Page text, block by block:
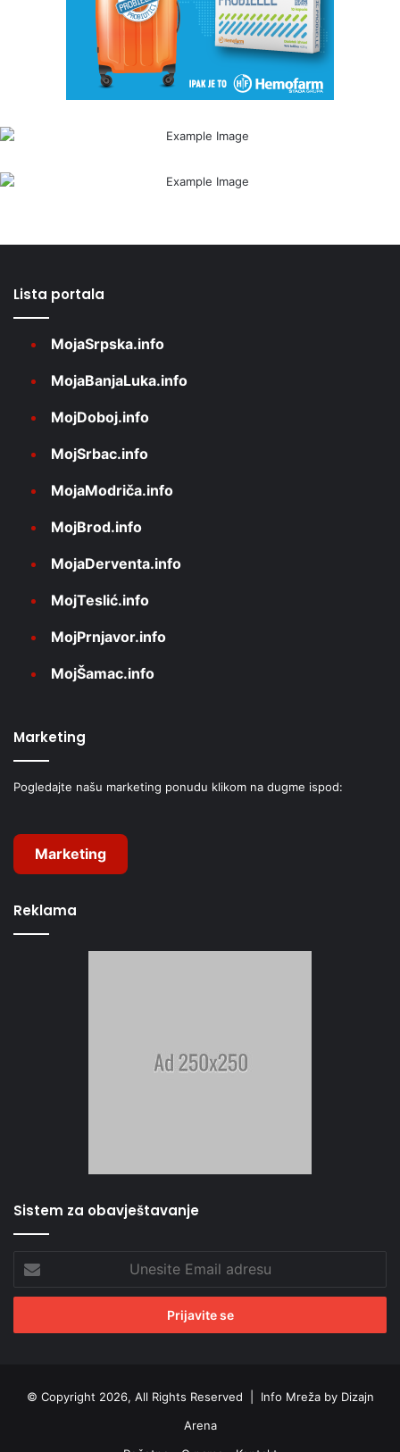
Lista portala
MojaSrpska.info
MojaBanjaLuka.info
MojDoboj.info
MojSrbac.info
MojaModriča.info
MojBrod.info
MojaDerventa.info
MojTeslić.info
MojPrnjavor.info
MojŠamac.info
Marketing
Pogledajte našu marketing ponudu klikom na dugme ispod:
Marketing
Reklama
Sistem za obavještavanje
Email
adresu
© Copyright 2026, All Rights Reserved | Info Mreža by Dizajn
Arena